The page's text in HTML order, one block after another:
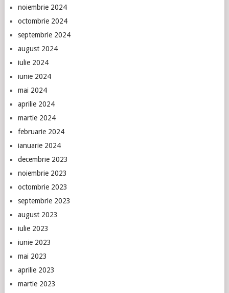
noiembrie 2024
octombrie 2024
septembrie 2024
august 2024
iulie 2024
iunie 2024
mai 2024
aprilie 2024
martie 2024
februarie 2024
ianuarie 2024
decembrie 2023
noiembrie 2023
octombrie 2023
septembrie 2023
august 2023
iulie 2023
iunie 2023
mai 2023
aprilie 2023
martie 2023